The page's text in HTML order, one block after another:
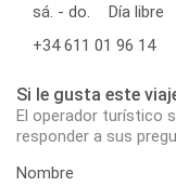
sá. - do.
Día libre
+34 611 01 96 14
Si le gusta este
El operador turístico
responder a sus
Nombre